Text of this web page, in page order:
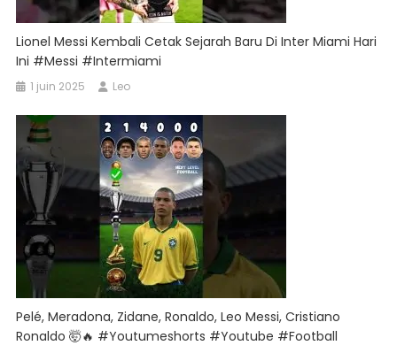
Lionel Messi Kembali Cetak Sejarah Baru Di Inter Miami Hari
Ini #messi #intermiami
1 juin 2025 Leo
Pelé, Meradona, Zidane, Ronaldo, Leo Messi, Cristiano
Ronaldo 🤯🔥 #Youtumeshorts #Youtube #football